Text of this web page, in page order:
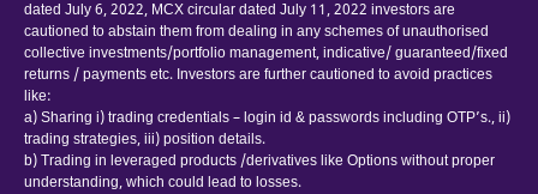
dated July 6, 2022, MCX circular dated July 11, 2022 investors are
cautioned to abstain them from dealing in any schemes of unauthorised
collective investments/portfolio management, indicative/ guaranteed/fixed
returns / payments etc. Investors are further cautioned to avoid practices
like:
a) Sharing i) trading credentials – login id & passwords including OTP’s., ii)
trading strategies, iii) position details.
b) Trading in leveraged products /derivatives like Options without proper
understanding, which could lead to losses.